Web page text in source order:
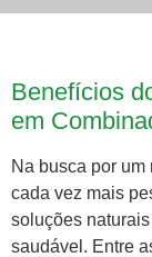
Benefícios
em
Na busca por um
cada vez mais
soluções
saudável. Entre